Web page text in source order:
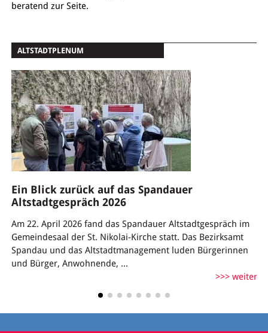
beratend zur Seite.
ALTSTADTPLENUM
Ein Blick zurück auf das Spandauer
Altstadtgespräch 2026
Am 22. April 2026 fand das Spandauer Altstadtgespräch im
Gemeindesaal der St. Nikolai-Kirche statt. Das Bezirksamt
Spandau und das Altstadtmanagement luden Bürgerinnen
und Bürger, Anwohnende, ...
weiter